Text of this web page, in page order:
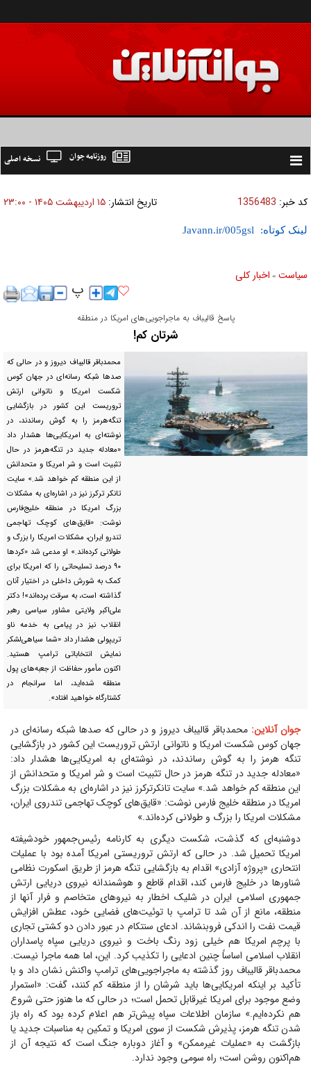
Toggle
نسخه اصلی روزنامه جوان
کد خبر: 1356483 تاریخ انتشار: ۱۵ ارديبهشت ۱۴۰۵ - ۲۳:۰۰
لینک کوتاه:
سیاست » اخبار کلی
پاسخ قالیباف به ماجراجویی‌های امریکا در منطقه
شرتان کم!
محمدباقر قالیباف دیروز و در حالی که
صد‌ها شبکه رسانه‌ای در جهان کوس
شکست امریکا و ناتوانی ارتش
تروریست این کشور در بازگشایی
تنگه‌هرمز را به گوش رساندند، در
نوشته‌ای به امریکایی‌ها هشدار داد
«معادله جدید در تنگه‌هرمز در حال
تثبیت است و شر امریکا و متحدانش
از این منطقه کم خواهد شد.» سایت
تانکر ترکرز نیز در اشاره‌ای به مشکلات
بزرگ امریکا در منطقه خلیج‌فارس
نوشت: «قایق‌های کوچک تهاجمی
تندرو ایران، مشکلات امریکا را بزرگ و
طولانی کرده‌اند.» او مدعی شد «کرد‌ها
۹۰ درصد تسلیحاتی را که امریکا برای
کمک به شورش داخلی در اختیار آنان
گذاشته است، به سرقت برده‌اند»! دکتر
علی‌اکبر ولایتی مشاور سیاسی رهبر
انقلاب نیز در پیامی به خدمه ناو
تریپولی هشدار داد «شما سیاهی‌لشکر
نمایش انتخاباتی ترامپ هستید.
اکنون مأمور حفاظت از جعبه‌های پول
منطقه شده‌اید، اما سرانجام در
کشتارگاه خواهید افتاد».
جوان آنلاین: محمدباقر قالیباف دیروز و در حالی که صد‌ها شبکه رسانه‌ای در
جهان کوس شکست امریکا و ناتوانی ارتش تروریست این کشور در بازگشایی
تنگه هرمز را به گوش رساندند، در نوشته‌ای به امریکایی‌ها هشدار داد:
«معادله جدید در تنگه هرمز در حال تثبیت است و شر امریکا و متحدانش از
این منطقه کم خواهد شد.» سایت تانکرترکرز نیز در اشاره‌ای به مشکلات بزرگ
امریکا در منطقه خلیج فارس نوشت: «قایق‌های کوچک تهاجمی تندروی ایران،
مشکلات امریکا را بزرگ و طولانی کرده‌اند.»
دوشنبه‌ای که گذشت، شکست دیگری به کارنامه رئیس‌جمهور خودشیفته
امریکا تحمیل شد. در حالی که ارتش تروریستی امریکا آمده بود با عملیات
انتحاری «پروژه آزادی» اقدام به بازگشایی تنگه هرمز از طریق اسکورت نظامی
شناور‌ها در خلیج فارس کند، اقدام قاطع و هوشمندانه نیروی دریایی ارتش
جمهوری اسلامی ایران در شلیک اخطار به نیرو‌های متخاصم و فرار آنها از
منطقه، مانع از آن شد تا ترامپ با توئیت‌های فضایی خود، عطش افزایش
قیمت نفت را اندکی فروبنشاند. ادعای سنتکام در عبور دادن دو کشتی تجاری
با پرچم امریکا هم خیلی زود رنگ باخت و نیروی دریایی سپاه پاسداران
انقلاب اسلامی اساساً چنین ادعایی را تکذیب کرد. این، اما همه ماجرا نیست.
محمدباقر قالیباف روز گذشته به ماجراجویی‌های ترامپ واکنش نشان داد و با
تأکید بر اینکه امریکایی‌ها باید شرشان را از منطقه کم کنند، گفت: «استمرار
وضع موجود برای امریکا غیرقابل تحمل است؛ در حالی که ما هنوز حتی شروع
هم نکرده‌ایم.» سازمان اطلاعات سپاه پیش‌تر هم اعلام کرده بود که راه باز
شدن تنگه هرمز، پذیرش شکست از سوی امریکا و تمکین به مناسبات جدید یا
بازگشت به «عملیات غیرممکن» و آغاز دوباره جنگ است که نتیجه آن از
هم‌اکنون روشن است؛ راه سومی وجود ندارد.